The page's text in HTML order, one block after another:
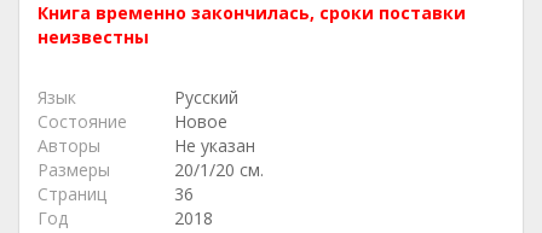
Книга временно закончилась, сроки поставки
неизвестны
Язык
Русский
Состояние
Новое
Авторы
Не указан
Размеры
20/1/20 см.
Страниц
36
Год
2018